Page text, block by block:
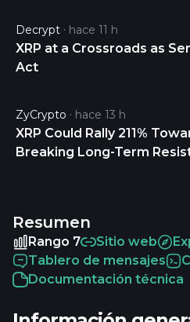
Decrypt hace 11 h
XRP at a Crossroads as
Act
ZyCrypto hace 13 h
XRP Could Rally 211%
Breaking Long-Term
Resumen
Rango 7 Sitio web
Tablero de mensajes
Documentación técnica